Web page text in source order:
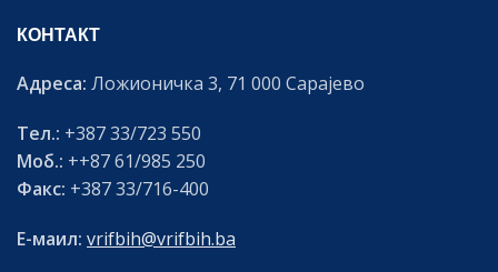
КОНТАКТ
Адреса: Ложионичка 3, 71 000 Сарајево
Тел.: +387 33/723 550
Моб.: ++87 61/985 250
Факс: +387 33/716-400
Е-маил: vrifbih@vrifbih.ba